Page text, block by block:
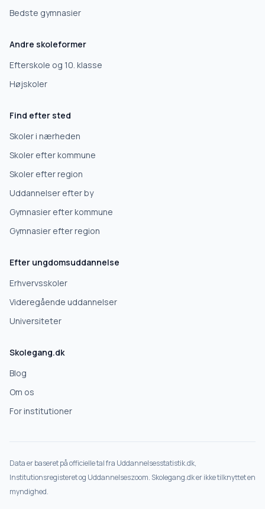
Bedste gymnasier
Andre skoleformer
Efterskole og 10. klasse
Højskoler
Find efter sted
Skoler i nærheden
Skoler efter kommune
Skoler efter region
Uddannelser efter by
Gymnasier efter kommune
Gymnasier efter region
Efter ungdomsuddannelse
Erhvervsskoler
Videregående uddannelser
Universiteter
Skolegang.dk
Blog
Om os
For institutioner
Data er baseret på officielle tal fra Uddannelsesstatistik.dk,
Institutionsregisteret og Uddannelseszoom. Skolegang.dk er ikke tilknyttet en
myndighed.